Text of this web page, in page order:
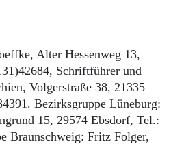
Alter Hessenweg 13,
Schriftführer und
Volgerstraße 38, 21335
Bezirksgruppe Lüneburg:
15, 29574 Ebsdorf, Tel.:
Braunschweig: Fritz Folger,